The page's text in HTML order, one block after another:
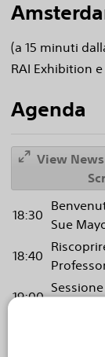
(a 15 minuti
RAI Exhibition
Agenda
View
18:30
Sue
18:40
19:00